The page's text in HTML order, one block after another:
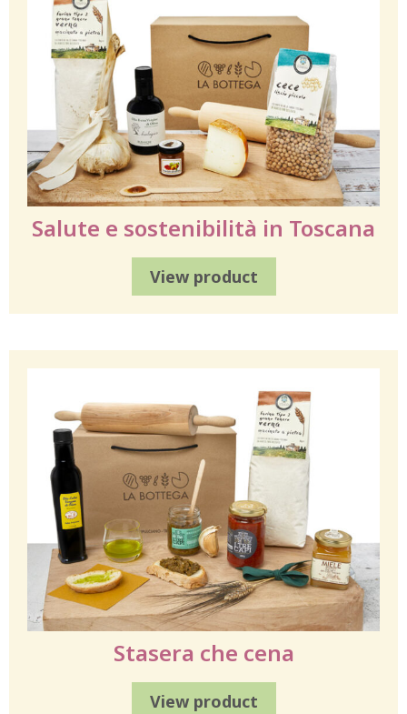
Salute e sostenibilità in Toscana
View product
Stasera che cena
View product